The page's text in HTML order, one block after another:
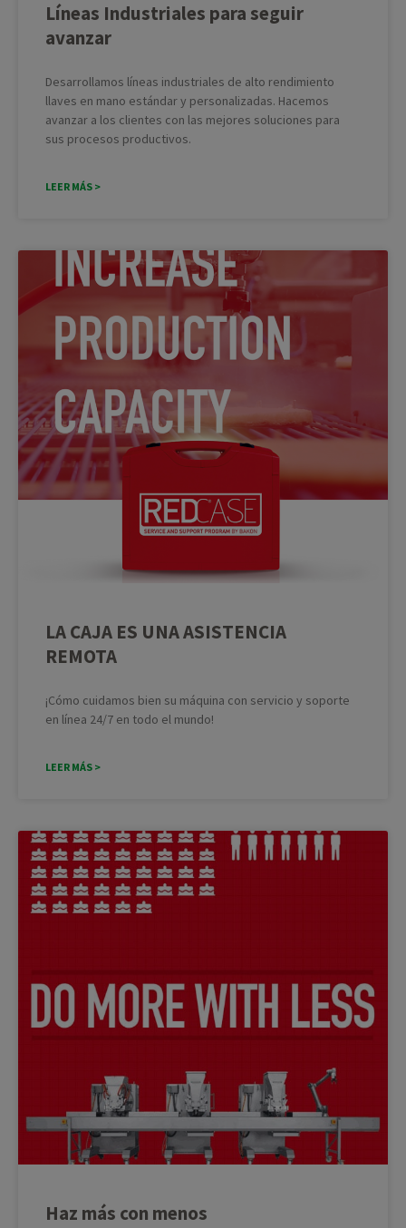
Líneas Industriales para seguir
avanzar
Desarrollamos líneas industriales de alto rendimiento
llaves en mano estándar y personalizadas. Hacemos
avanzar a los clientes con las mejores soluciones para
sus procesos productivos.
LEER MÁS >
LA CAJA ES UNA ASISTENCIA
REMOTA
¡Cómo cuidamos bien su máquina con servicio y soporte
en línea 24/7 en todo el mundo!
LEER MÁS >
Haz más con menos